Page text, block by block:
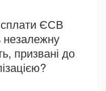
сплати ЄСВ
незалежну
призвані до